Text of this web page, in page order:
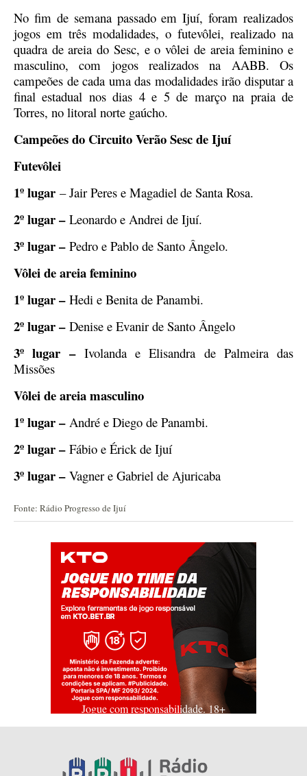
No fim de semana passado em Ijuí, foram realizados
jogos em três modalidades, o futevôlei, realizado na
quadra de areia do Sesc, e o vôlei de areia feminino e
masculino, com jogos realizados na AABB. Os
campeões de cada uma das modalidades irão disputar a
final estadual nos dias 4 e 5 de março na praia de
Torres, no litoral norte gaúcho.
Campeões do Circuito Verão Sesc de Ijuí
Futevôlei
1º lugar – Jair Peres e Magadiel de Santa Rosa.
2º lugar – Leonardo e Andrei de Ijuí.
3º lugar – Pedro e Pablo de Santo Ângelo.
Vôlei de areia feminino
1º lugar – Hedi e Benita de Panambi.
2º lugar – Denise e Evanir de Santo Ângelo
3º lugar – Ivolanda e Elisandra de Palmeira das
Missões
Vôlei de areia masculino
1º lugar – André e Diego de Panambi.
2º lugar – Fábio e Érick de Ijuí
3º lugar – Vagner e Gabriel de Ajuricaba
Fonte: Rádio Progresso de Ijuí
Jogue com responsabilidade. 18+